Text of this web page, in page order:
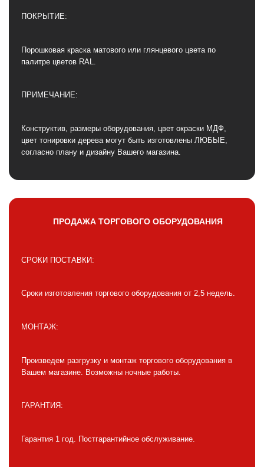
ПОКРЫТИЕ:
Порошковая краска матового или глянцевого цвета по
палитре цветов RAL.
ПРИМЕЧАНИЕ:
Конструктив, размеры оборудования, цвет окраски МДФ,
цвет тонировки дерева могут быть изготовлены ЛЮБЫЕ,
согласно плану и дизайну Вашего магазина.
ПРОДАЖА ТОРГОВОГО ОБОРУДОВАНИЯ
СРОКИ ПОСТАВКИ:
Сроки изготовления торгового оборудования от 2,5 недель.
МОНТАЖ:
Произведем разгрузку и монтаж торгового оборудования в
Вашем магазине. Возможны ночные работы.
ГАРАНТИЯ:
Гарантия 1 год. Постгарантийное обслуживание.